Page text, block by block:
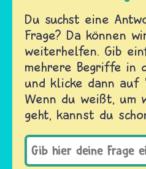
Du suchst eine
Frage? Da können
weiterhelfen. Gib
mehrere Begriffe in
und klicke dann auf
Wenn du weißt, um
geht, kannst du